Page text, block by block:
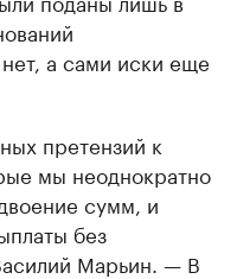
а сами иски еще
претензий к
мы неоднократно
сумм, и
без
Марьин. — В